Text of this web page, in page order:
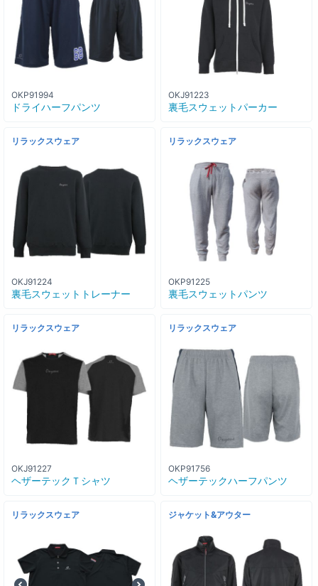
OKP91994
ドライハーフパンツ
OKJ91223
裏毛スウェットパーカー
リラックスウェア
OKJ91224
裏毛スウェットトレーナー
リラックスウェア
OKP91225
裏毛スウェットパンツ
リラックスウェア
OKJ91227
ヘザーテックＴシャツ
リラックスウェア
OKP91756
ヘザーテックハーフパンツ
リラックスウェア ジャケット&アウター